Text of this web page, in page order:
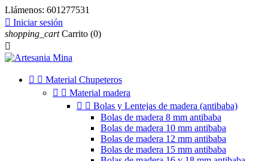
Llámenos: 601277531
 Iniciar sesión
shopping_cart Carrito (0)

  Material Chupeteros
  Material madera
  Bolas y Lentejas de madera (antibaba)
Bolas de madera 8 mm antibaba
Bolas de madera 10 mm antibaba
Bolas de madera 12 mm antibaba
Bolas de madera 15 mm antibaba